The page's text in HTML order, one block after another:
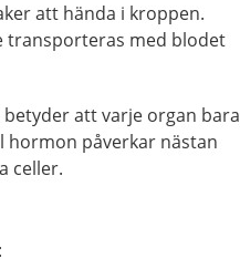
att hända i kroppen.
transporteras med blodet
att varje organ bara
hormon påverkar nästan
celler.